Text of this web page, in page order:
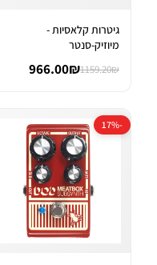
גיטרות קלאסיות -
מיוזיק-סנטר
1159.20₪
966.00₪
-17%